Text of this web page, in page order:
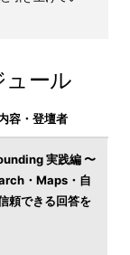
ュール
容・登壇者
実践編 〜
・Maps・自
頼できる回答を